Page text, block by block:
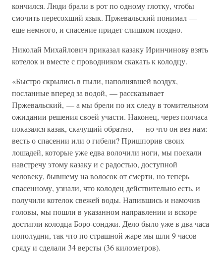
кончился. Люди брали в рот по одному глотку, чтобы
смочить пересохший язык. Пржевальский понимал —
еще немного, и спасение придет слишком поздно.
Николай Михайлович приказал казаку Иринчинову взять
котелок и вместе с проводником скакать к колодцу.
«Быстро скрылись в пыли, наполнявшей воздух,
посланные вперед за водой, — рассказывает
Пржевальский, — а мы брели по их следу в томительном
ожидании решения своей участи. Наконец, через полчаса
показался казак, скачущий обратно, — но что он вез нам:
весть о спасении или о гибели? Пришпорив своих
лошадей, которые уже едва волочили ноги, мы поехали
навстречу этому казаку и с радостью, доступной
человеку, бывшему на волосок от смерти, но теперь
спасенному, узнали, что колодец действительно есть, и
получили котелок свежей воды. Напившись и намочив
головы, мы пошли в указанном направлении и вскоре
достигли колодца Боро-сонджи. Дело было уже в два часа
пополудни, так что по страшной жаре мы шли 9 часов
сряду и сделали 34 версты (36 километров).